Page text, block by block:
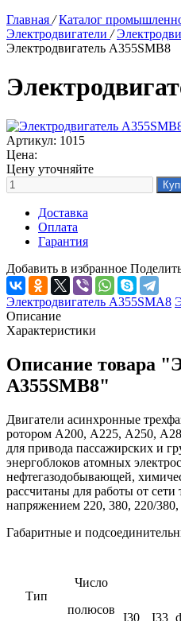
Главная / Каталог
Электродвигатели /
Электродвигатель А355SМВ8
Артикул: 1015
Цена:
Цену уточняйте
Доставка
Оплата
Гарантия
Добавить в избранное
Электродвигатель А355SМА8
Описание
Характеристики
Описание товара
А355SМВ8"
Двигатели асинхронные
ротором А200, А225, А250,
для привода пассажирских и
энергоблоков атомных
нефтегазодобывающей,
рассчитаны для работы от сети
напряжением 220, 380, 220/
Габаритные и
Тип
Число
полюсов
I30 I33